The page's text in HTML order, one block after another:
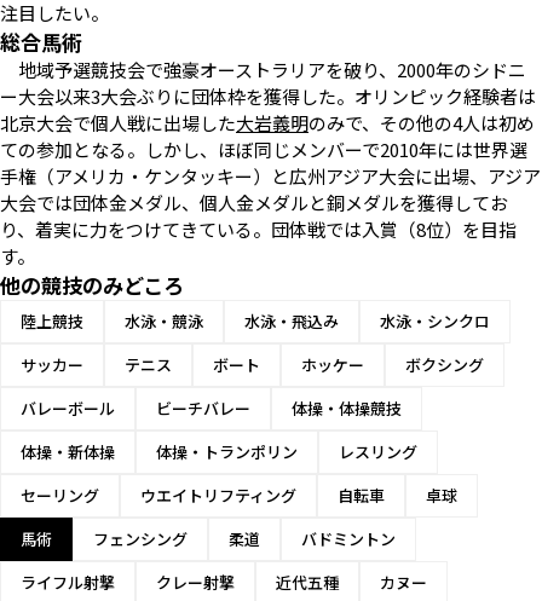
注目したい。
総合馬術
地域予選競技会で強豪オーストラリアを破り、2000年のシドニ
ー大会以来3大会ぶりに団体枠を獲得した。オリンピック経験者は
北京大会で個人戦に出場した大岩義明のみで、その他の4人は初め
ての参加となる。しかし、ほぼ同じメンバーで2010年には世界選
手権（アメリカ・ケンタッキー）と広州アジア大会に出場、アジア
大会では団体金メダル、個人金メダルと銅メダルを獲得してお
り、着実に力をつけてきている。団体戦では入賞（8位）を目指
す。
他の競技のみどころ
陸上競技 水泳・競泳 水泳・飛込み
水泳・シンクロ
サッカー
テニス ボート ホッケー
ボクシング
バレーボール
ビーチバレー
体操・体操競技
体操・新体操
体操・トランポリン
レスリング
セーリング
ウエイトリフティング 自転車
卓球
馬術
フェンシング 柔道
バドミントン
ライフル射撃
クレー射撃 近代五種
カヌー